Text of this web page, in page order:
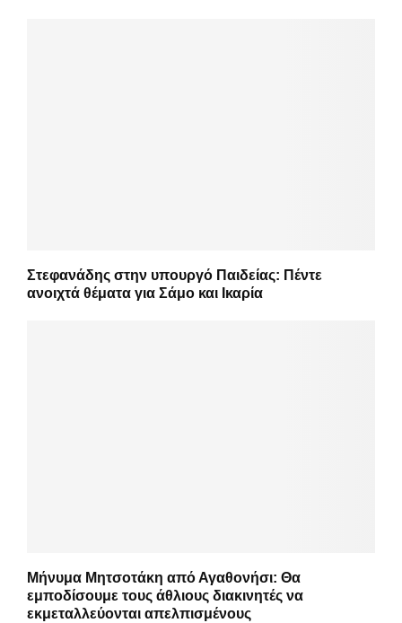
Στεφανάδης στην υπουργό Παιδείας: Πέντε
ανοιχτά θέματα για Σάμο και Ικαρία
Μήνυμα Μητσοτάκη από Αγαθονήσι: Θα
εμποδίσουμε τους άθλιους διακινητές να
εκμεταλλεύονται απελπισμένους